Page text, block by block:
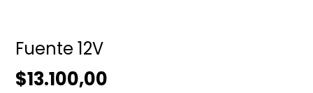
Fuente 12V
$13.100,00